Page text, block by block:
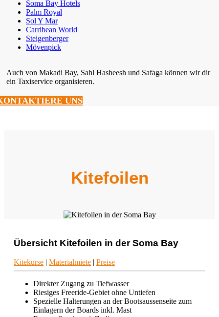
Soma Bay Hotels
Palm Royal
Sol Y Mar
Carribean World
Steigenberger
Mövenpick
Auch von Makadi Bay, Sahl Hasheesh und Safaga können wir dir
ein Taxiservice organisieren.
UNS
Kitefoilen
Übersicht Kitefoilen in der Soma Bay
Kitekurse | Materialmiete | Preise
Direkter Zugang zu Tiefwasser
Riesiges Freeride-Gebiet ohne Untiefen
Spezielle Halterungen an der Bootsaussenseite zum
Einlagern der Boards inkl. Mast